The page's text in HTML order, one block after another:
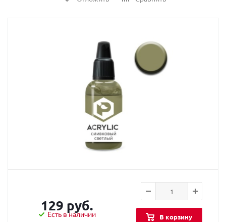
129 руб.
Есть в наличии В корзину